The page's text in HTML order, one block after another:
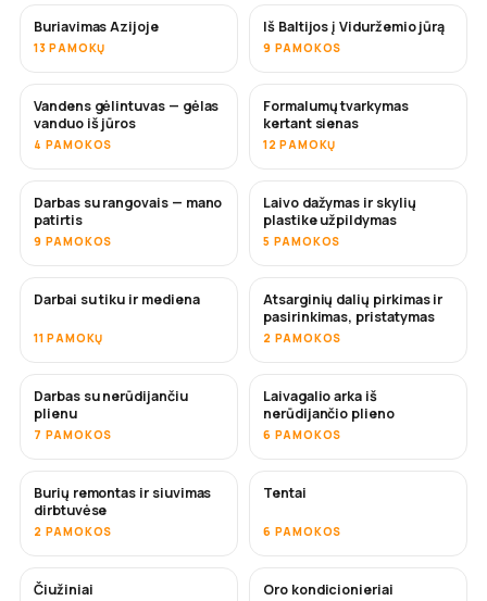
NETRUKUS
Buriavimas Azijoje
13 PAMOKŲ
NETRUKUS
Iš Baltijos į Viduržemio jūrą
9 PAMOKOS
NETRUKUS
Vandens gėlintuvas — gėlas
vanduo iš jūros
4 PAMOKOS
Formalumų tvarkymas
kertant sienas
12 PAMOKŲ
NETRUKUS
Darbas su rangovais — mano
patirtis
9 PAMOKOS
NETRUKUS
Laivo dažymas ir skylių
plastike užpildymas
5 PAMOKOS
Darbai su tiku ir mediena
11 PAMOKŲ
NETRUKUS
Atsarginių dalių pirkimas ir
pasirinkimas, pristatymas
2 PAMOKOS
NETRUKUS
Darbas su nerūdijančiu
plienu
7 PAMOKOS
Laivagalio arka iš
nerūdijančio plieno
6 PAMOKOS
NETRUKUS
Burių remontas ir siuvimas
dirbtuvėse
2 PAMOKOS
Tentai
6 PAMOKOS
Čiužiniai NETRUKUS
Oro kondicionieriai